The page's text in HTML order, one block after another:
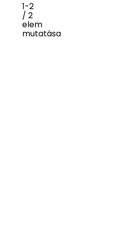
1-2
/ 2
elem
mutatása